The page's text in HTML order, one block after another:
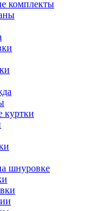
комплекты
куртки
шнуровке